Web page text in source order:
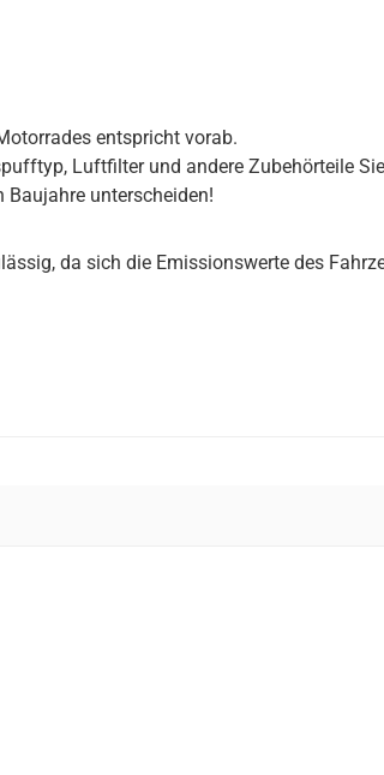
entspricht vorab.
Luftfilter und andere Zubehörteile
Baujahre unterscheiden!
da sich die Emissionswerte des